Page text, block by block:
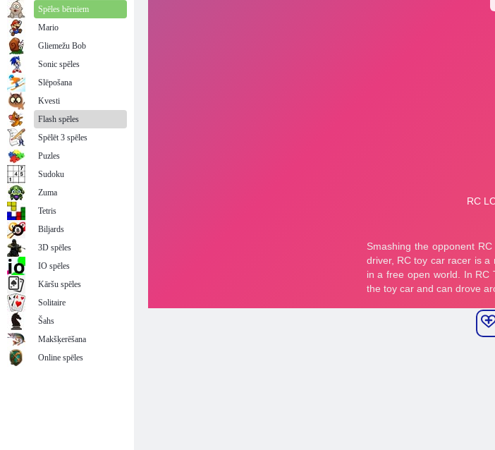
Spēles bērniem
Mario
Gliemežu Bob
Sonic spēles
Slēpošana
Kvesti
Flash spēles
Spēlēt 3 spēles
Puzles
Sudoku
Zuma
Tetris
Biljards
3D spēles
IO spēles
Kāršu spēles
Solitaire
Šahs
Makšķerēšana
Online spēles